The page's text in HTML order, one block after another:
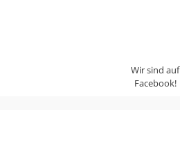
Wir sind auf
Facebook!